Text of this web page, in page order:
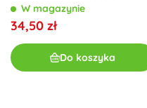
W magazynie
34,50 zł
Do koszyka